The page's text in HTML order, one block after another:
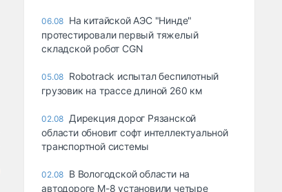
06.08 На китайской АЭС "Нинде"
протестировали первый тяжелый
складской робот CGN
05.08 Robotrack испытал беспилотный
грузовик на трассе длиной 260 км
02.08 Дирекция дорог Рязанской
области обновит софт интеллектуальной
транспортной системы
02.08 В Вологодской области на
автодороге М-8 установили четыре